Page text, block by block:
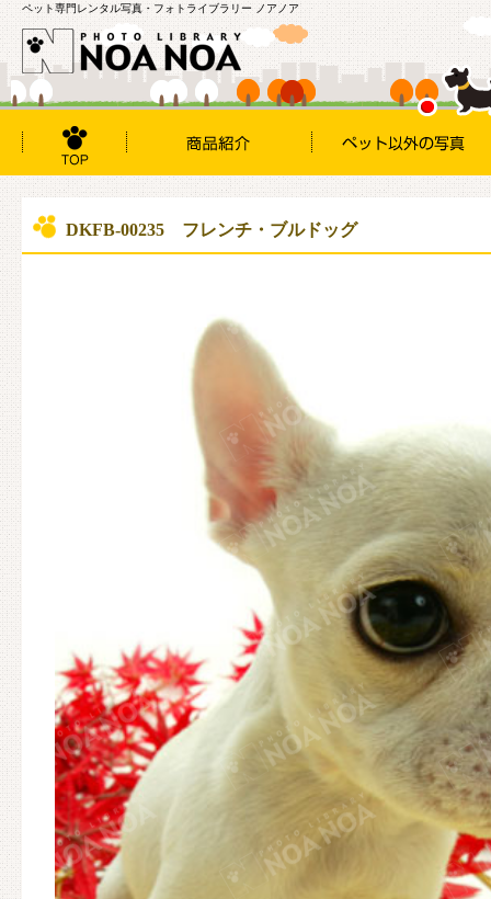
ペット専門レンタル写真・フォトライブラリー ノアノア
DKFB-00235 フレンチ・ブルドッグ